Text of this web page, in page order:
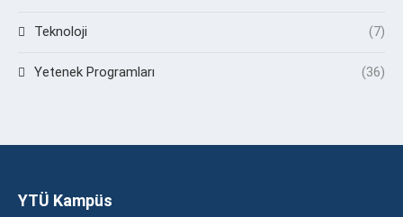
Teknoloji (7)
Yetenek Programları (36)
YTÜ Kampüs